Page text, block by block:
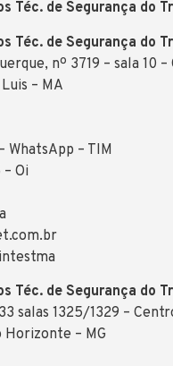
Téc. de Segurança do
Téc. de Segurança do
nº 3719 – sala 10
– MA
WhatsApp – TIM
Oi
Téc. de Segurança do
salas 1325/1329 –
Horizonte – MG